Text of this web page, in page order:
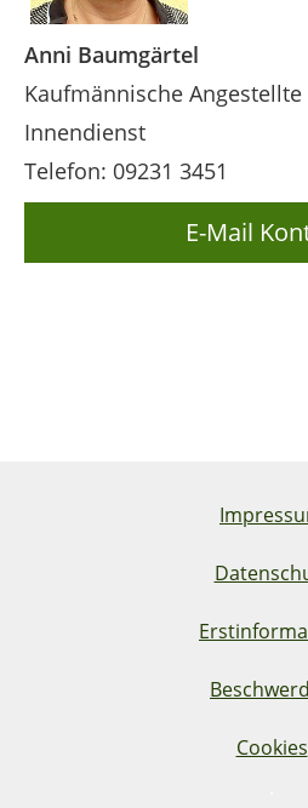
Anni Baumgärtel
Kaufmännische Angestellte
Innendienst
Telefon: 09231 3451
E-Mail
Cookies